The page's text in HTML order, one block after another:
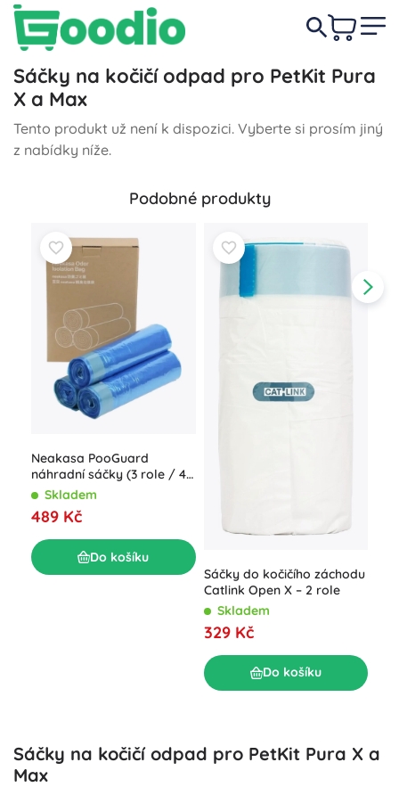
Sáčky na kočičí odpad pro PetKit Pura
X a Max
Tento produkt už není k dispozici. Vyberte si prosím jiný
z nabídky níže.
Podobné produkty
Neakasa PooGuard
náhradní sáčky (3 role / 48
ks)Skladem
489 Kč
Do košíku
Sáčky do kočičího záchodu
Catlink Open X – 2 role
Skladem
329 Kč
Do košíku
Sáčky na kočičí odpad pro PetKit Pura X a
Max